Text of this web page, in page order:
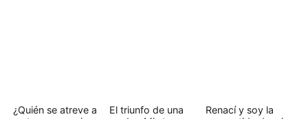
¿Quién se atreve a
El triunfo de una
Renací y soy la